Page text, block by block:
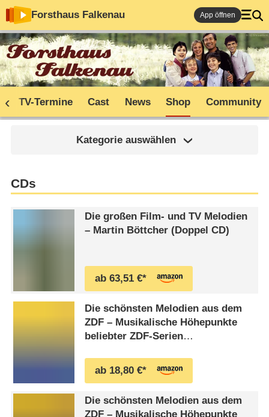
Forsthaus Falkenau App öffnen
TV-Termine Cast News Shop Community
Kategorie auswählen
CDs
Die großen Film- und TV Melodien
– Martin Böttcher (Doppel CD)
ab 63,51 €*
Die schönsten Melodien aus dem
ZDF – Musikalische Höhepunkte
beliebter ZDF-Serien
ZDF
ab 18,80 €*
Die schönsten Melodien aus dem
ZDF – Musikalische Höhepunkte